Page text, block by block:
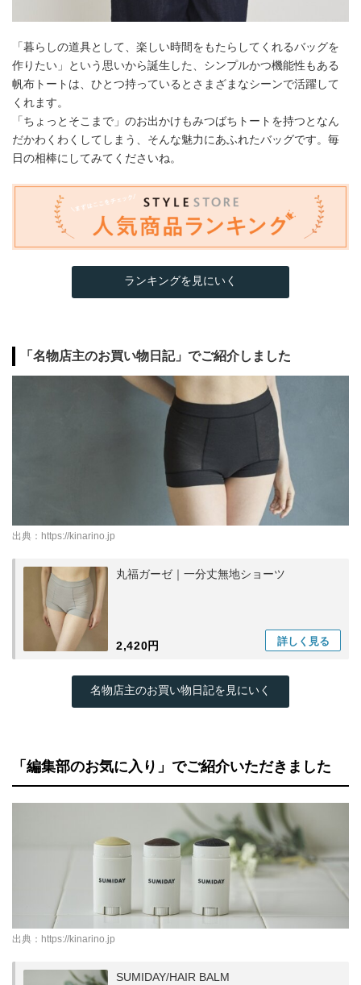
「暮らしの道具として、楽しい時間をもたらしてくれるバッグを
作りたい」という思いから誕生した、シンプルかつ機能性もある
帆布トートは、ひとつ持っているとさまざまなシーンで活躍して
くれます。
「ちょっとそこまで」のお出かけもみつばちトートを持つとなん
だかわくわくしてしまう、そんな魅力にあふれたバッグです。毎
日の相棒にしてみてくださいね。
ランキングを見にいく
「名物店主のお買い物日記」でご紹介しました
出典： https://kinarino.jp
丸福ガーゼ｜一分丈無地ショーツ
2,420円 詳しく 見る
名物店主のお買い物日記を見にいく
「編集部のお気に入り」でご紹介いただきました
出典： https://kinarino.jp
SUMIDAY/HAIR BALM